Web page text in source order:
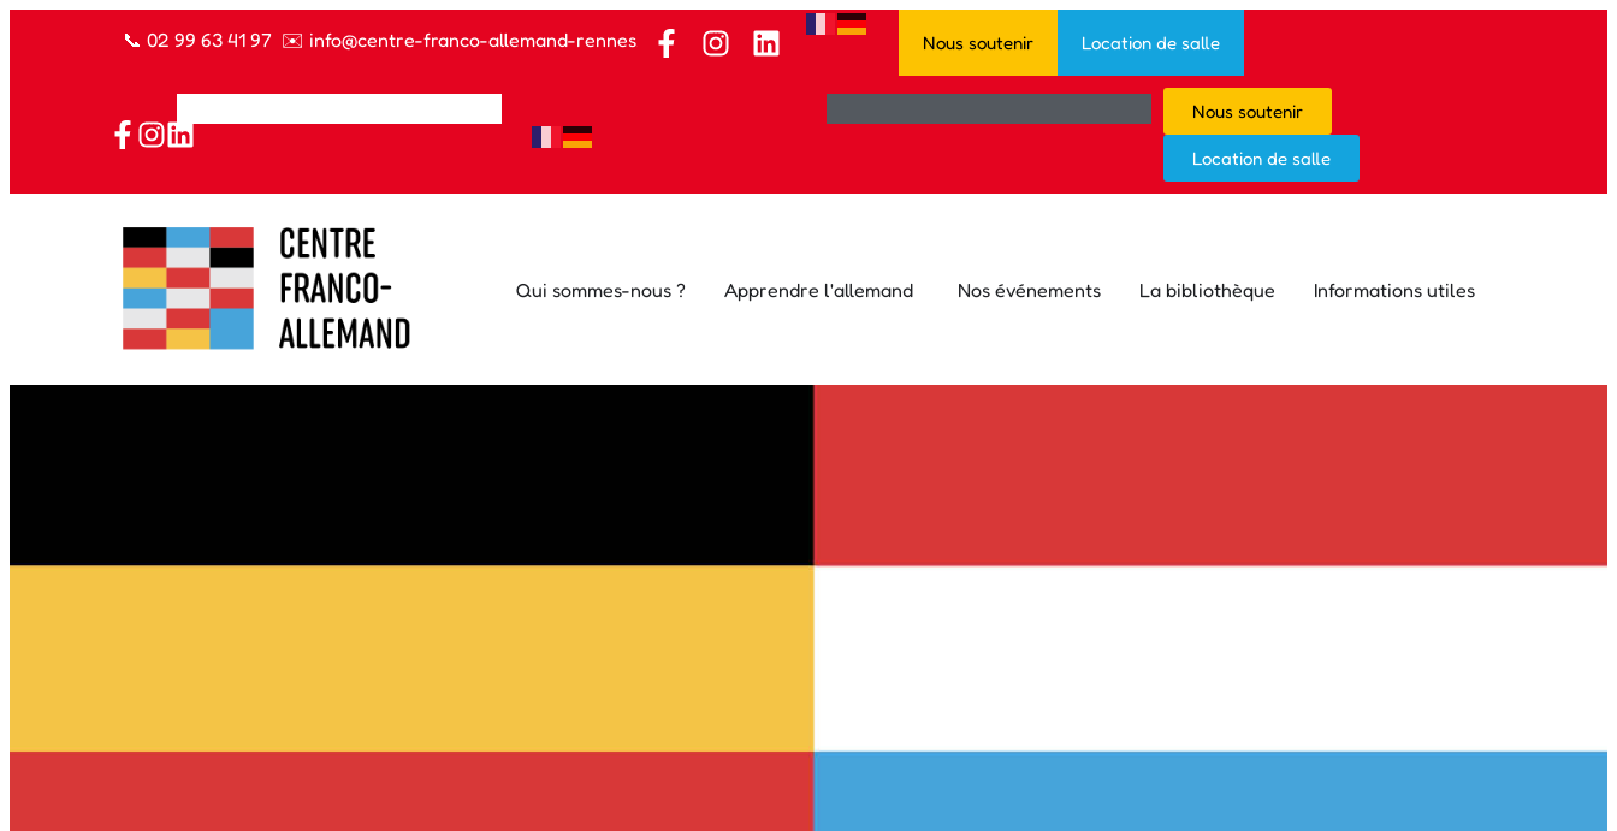
📞 02 99 63 41 97 ✉️ info@centre-franco-allemand-rennes.fr Nous soutenir Location de salle
Nous soutenir
Location de salle
Qui sommes-nous ? Apprendre l'allemand Nos événements La bibliothèque Informations utiles